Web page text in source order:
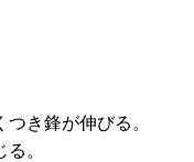
き鋒が伸びる。
。